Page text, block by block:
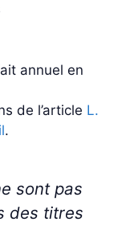
annuel en
de l’article L.
.
sont pas
des titres